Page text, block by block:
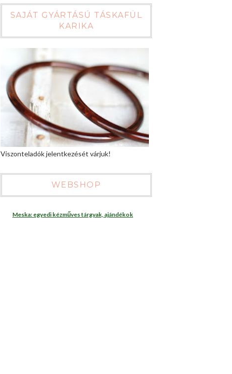
SAJÁT GYÁRTÁSÚ TÁSKAFÜL
KARIKA
Viszonteladók jelentkezését várjuk!
WEBSHOP
Meska: egyedi kézműves tárgyak, ajándékok